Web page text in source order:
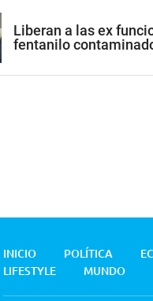
Liberan a las ex
fentanilo
INICIO POLÍTICA
LIFESTYLE
MUNDO